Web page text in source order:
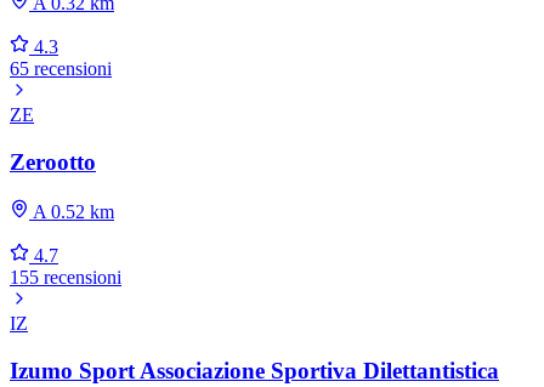
4.3
65 recensioni
ZE
Zerootto
A 0.52 km
4.7
155 recensioni
IZ
Izumo Sport Associazione Sportiva Dilettantistica